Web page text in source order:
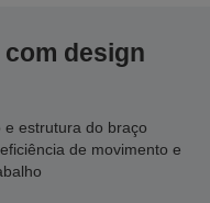
design
estrutura do braço
de movimento e